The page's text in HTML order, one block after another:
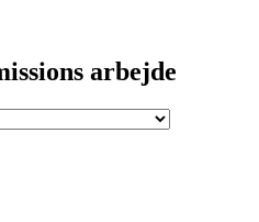
arbejde